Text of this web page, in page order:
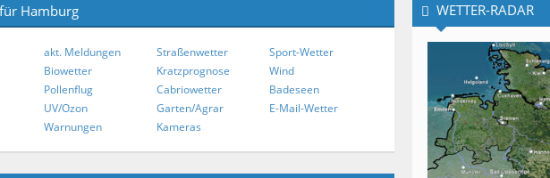
Hamburg
akt. Meldungen
Biowetter
Pollenflug
UV/Ozon
Warnungen
Straßenwetter
Kratzprognose
Cabriowetter
Garten/Agrar
Kameras
Sport-Wetter
Wind
Badeseen
E-Mail-Wetter
WETTER-RADAR